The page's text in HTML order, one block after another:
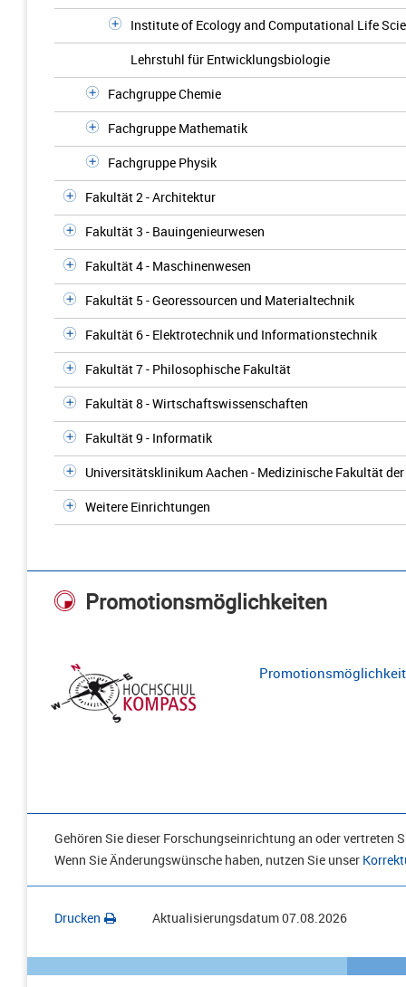
Institute of Ecology and Computational Life
Lehrstuhl für Entwicklungsbiologie
Fachgruppe Chemie
Fachgruppe Mathematik
Fachgruppe Physik
Fakultät 2 - Architektur
Fakultät 3 - Bauingenieurwesen
Fakultät 4 - Maschinenwesen
Fakultät 5 - Georessourcen und Materialtechnik
Fakultät 6 - Elektrotechnik und Informationstechnik
Fakultät 7 - Philosophische Fakultät
Fakultät 8 - Wirtschaftswissenschaften
Fakultät 9 - Informatik
Universitätsklinikum Aachen - Medizinische Fakultät der
Weitere Einrichtungen
Promotionsmöglichkeiten
Gehören Sie dieser Forschungseinrichtung an oder vertreten
Wenn Sie Änderungswünsche haben, nutzen Sie unser
Drucken Aktualisierungsdatum07.08.2026